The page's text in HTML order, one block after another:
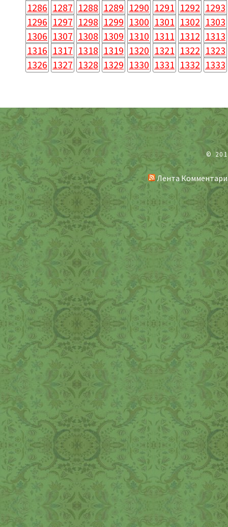
1286 1287 1288 1289 1290 1291 1292 1293
1296 1297 1298 1299 1300 1301 1302 1303
1306 1307 1308 1309 1310 1311 1312 1313
1316 1317 1318 1319 1320 1321 1322 1323
1326 1327 1328 1329 1330 1331 1332 1333
©
Лента